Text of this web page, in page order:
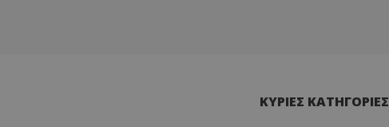
ΚΥΡΙΕΣ ΚΑΤΗΓΟΡΙΕΣ